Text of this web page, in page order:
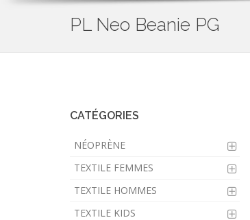
PL Neo Beanie PG
CATÉGORIES
NÉOPRÈNE
TEXTILE FEMMES
TEXTILE HOMMES
TEXTILE KIDS